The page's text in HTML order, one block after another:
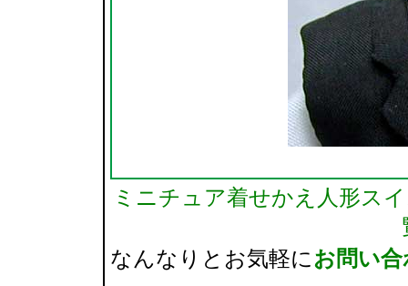
ミニチュア着せかえ人形ス
なんなりとお気軽に お問い